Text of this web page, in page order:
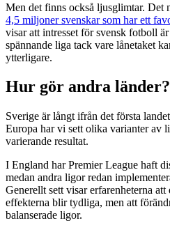
Men det finns också ljusglimtar. Det
4,5 miljoner svenskar som har ett
visar att intresset för svensk fotboll
spännande liga tack vare lånetaket
ytterligare.
Hur gör andra länder?
Sverige är långt ifrån det första
Europa har vi sett olika varianter av
varierande resultat.
I England har Premier League haft
medan andra ligor redan
Generellt sett visar erfarenheterna att
effekterna blir tydliga, men att
balanserade ligor.